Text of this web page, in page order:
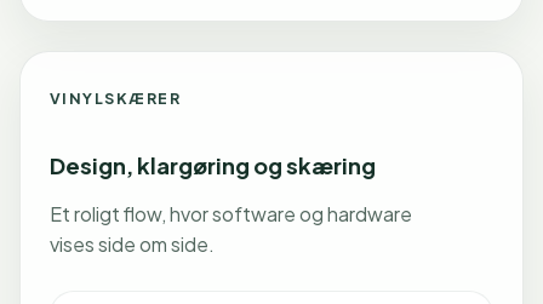
VINYLSKÆRER
Design, klargøring og skæring
Et roligt flow, hvor software og hardware
vises side om side.